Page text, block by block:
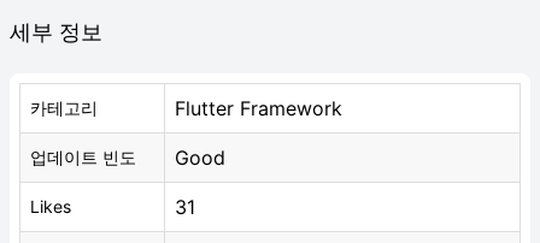
세부 정보
카테고리 Flutter Framework
업데이트 빈도 Good
Likes 31